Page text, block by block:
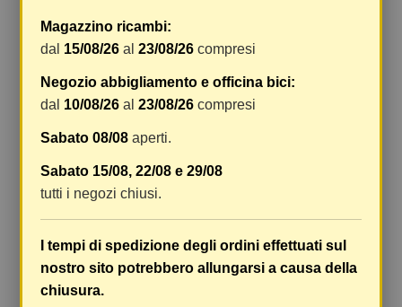
gestione e imballaggio e le spese postali. I costi
di gestione sono fissi, mentre i costi di trasporto
variano a seconda del peso totale della
spedizione. Vi consigliamo di raggruppare i
vostri articoli in un unico ordine. Non ci è
possibile raggruppare due ordini distinti
spedizione saranno addebitate per ognuno di
essi. Il vostro pacco sarà inviato a vostro rischio,
ma viene prestata un'attenzione particolare in
caso di oggetti fragili.
Le scatole hanno dimensioni adeguatamente
ampie e i vostri articoli son ben protetti.
Magazzino ricambi:
dal 15/08/26 al23/08/26 compresi
Negozio abbigliamento e officina bici:
dal 10/08/26 al23/08/26 compresi
Sabato 08/08 aperti.
Sabato 15/08, 22/08 e 29/08
tutti i negozi chiusi.
I tempi di spedizione degli ordini effettuati sul
nostro sito potrebbero allungarsi a causa della
chiusura.